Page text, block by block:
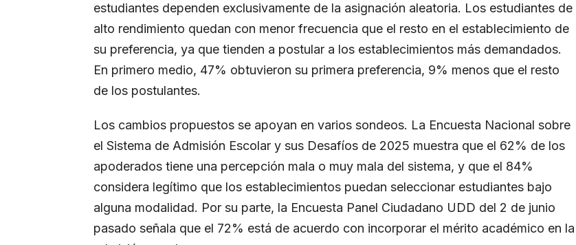
estudiantes dependen exclusivamente de la asignación aleatoria. Los estudiantes de
alto rendimiento quedan con menor frecuencia que el resto en el establecimiento de
su preferencia, ya que tienden a postular a los establecimientos más demandados.
En primero medio, 47% obtuvieron su primera preferencia, 9% menos que el resto
de los postulantes.
Los cambios propuestos se apoyan en varios sondeos. La Encuesta Nacional sobre
el Sistema de Admisión Escolar y sus Desafíos de 2025 muestra que el 62% de los
apoderados tiene una percepción mala o muy mala del sistema, y que el 84%
considera legítimo que los establecimientos puedan seleccionar estudiantes bajo
alguna modalidad. Por su parte, la Encuesta Panel Ciudadano UDD del 2 de junio
pasado señala que el 72% está de acuerdo con incorporar el mérito académico en la